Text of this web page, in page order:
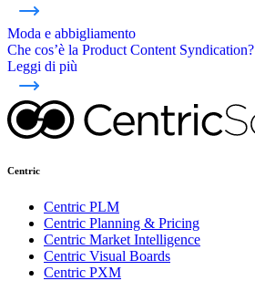
Moda e abbigliamento
Che cos’è la Product Content Syndication?
Leggi di più
Centric
Centric PLM
Centric Planning & Pricing
Centric Market Intelligence
Centric Visual Boards
Centric PXM